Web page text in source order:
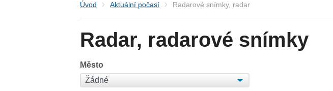
Úvod Aktuální počasí Radarové snímky, radar
Radar, radarové snímky
Město